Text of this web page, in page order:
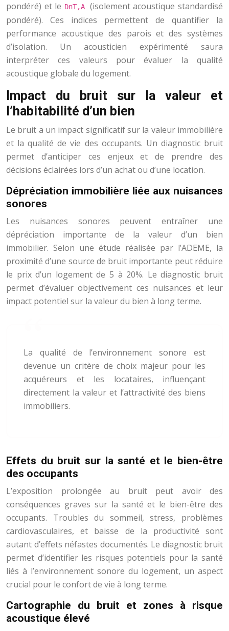
pondéré) et le DnT,A (isolement acoustique standardisé
pondéré). Ces indices permettent de quantifier la
performance acoustique des parois et des systèmes
d’isolation. Un acousticien expérimenté saura
interpréter ces valeurs pour évaluer la qualité
acoustique globale du logement.
Impact du bruit sur la valeur et
l’habitabilité d’un bien
Le bruit a un impact significatif sur la valeur immobilière
et la qualité de vie des occupants. Un diagnostic bruit
permet d’anticiper ces enjeux et de prendre des
décisions éclairées lors d’un achat ou d’une location.
Dépréciation immobilière liée aux nuisances
sonores
Les nuisances sonores peuvent entraîner une
dépréciation importante de la valeur d’un bien
immobilier. Selon une étude réalisée par l’ADEME, la
proximité d’une source de bruit importante peut réduire
le prix d’un logement de 5 à 20%. Le diagnostic bruit
permet d’évaluer objectivement ces nuisances et leur
impact potentiel sur la valeur du bien à long terme.
La qualité de l’environnement sonore est
devenue un critère de choix majeur pour les
acquéreurs et les locataires, influençant
directement la valeur et l’attractivité des biens
immobiliers.
Effets du bruit sur la santé et le bien-être
des occupants
L’exposition prolongée au bruit peut avoir des
conséquences graves sur la santé et le bien-être des
occupants. Troubles du sommeil, stress, problèmes
cardiovasculaires, et baisse de la productivité sont
autant d’effets néfastes documentés. Le diagnostic bruit
permet d’identifier les risques potentiels pour la santé
liés à l’environnement sonore du logement, un aspect
crucial pour le confort de vie à long terme.
Cartographie du bruit et zones à risque
acoustique élevé